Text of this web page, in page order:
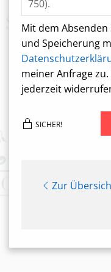
Mit dem
und Speicherung
meiner Anfrage
jederzeit
SICHER!
Zur